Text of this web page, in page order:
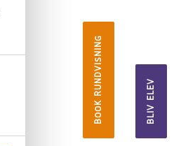
BOOK RUNDVISNING BLIV ELEV